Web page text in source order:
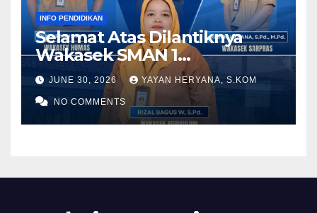
INFO PENDIDIKAN
Selamat Atas Dilantiknya
Wakasek SMAN 1
Pangandaran Periode 2026-
2028
JUNE 30, 2026 YAYAN HERYANA, S.KOM
NO COMMENTS